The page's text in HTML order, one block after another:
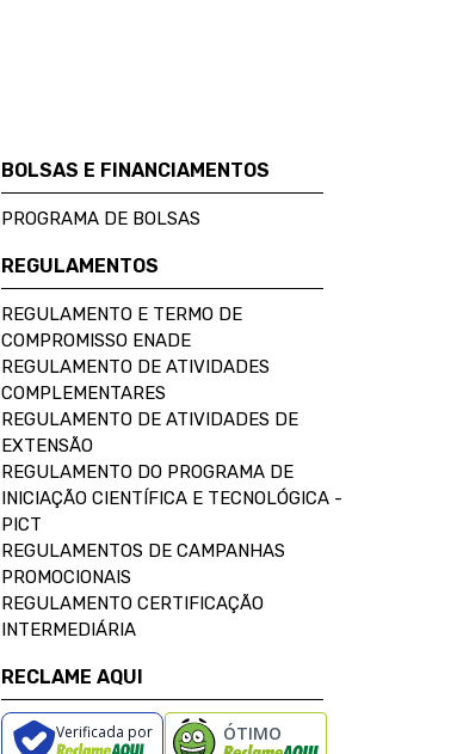
BOLSAS E FINANCIAMENTOS
PROGRAMA DE BOLSAS
REGULAMENTOS
REGULAMENTO E TERMO DE
COMPROMISSO ENADE
REGULAMENTO DE ATIVIDADES
COMPLEMENTARES
REGULAMENTO DE ATIVIDADES DE
EXTENSÃO
REGULAMENTO DO PROGRAMA DE
INICIAÇÃO CIENTÍFICA E TECNOLÓGICA -
PICT
REGULAMENTOS DE CAMPANHAS
PROMOCIONAIS
REGULAMENTO CERTIFICAÇÃO
INTERMEDIÁRIA
RECLAME AQUI
Verificada por ÓTIMO